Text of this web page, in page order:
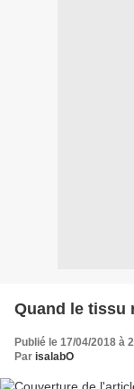
Quand le tissu
Publié le 17/04/2018 à
Par isalabO